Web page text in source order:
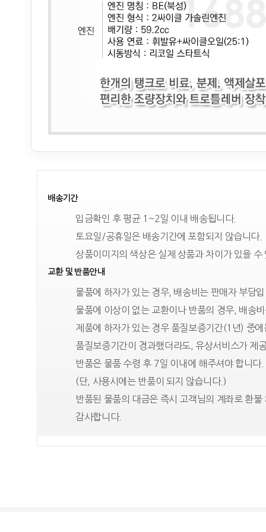
배송기간
입금확인 후 평균 1~2일 이내 배송됩니다.
토요일/공휴일은 배송기간에 포함되지 않습니다.
상품이미지의 색상은 실제 상품과 차이가 있을 수
교환 및 반품안내
물품에 하자가 있는 경우, 배송비는 판매자 부담
물품에 이상이 없는 교환이나 반품의 경우, 배송
제품에 하자가 있는 경우 품질보증기간(1년) 중
품질보증기간이 경과했더라도, 유상서비스가 제
반품은 물품 수령 후 7일 이내에 해주셔야 합니다.
(단, 사용시에는 반품이 되지 않습니다.)
반품된 물품의 대금은 즉시 고객님의 계좌로 환불
감사합니다.